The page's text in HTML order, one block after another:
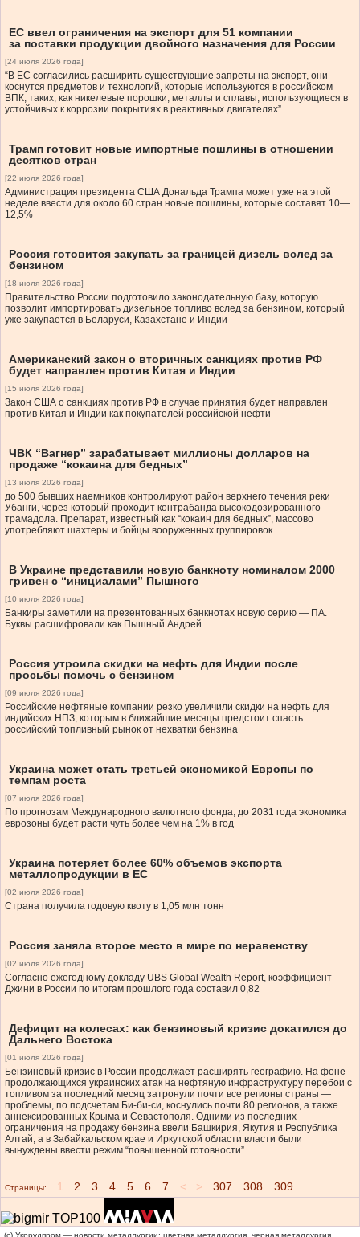
ЕС ввел ограничения на экспорт для 51 компании
за поставки продукции двойного назначения для России
[24 июля 2026 года]
“В ЕС согласились расширить существующие запреты на экспорт, они
коснутся предметов и технологий, которые используются в российском
ВПК, таких, как никелевые порошки, металлы и сплавы, использующиеся в
устойчивых к коррозии покрытиях в реактивных двигателях”
Трамп готовит новые импортные пошлины в отношении
десятков стран
[22 июля 2026 года]
Администрация президента США Дональда Трампа может уже на этой
неделе ввести для около 60 стран новые пошлины, которые составят 10—
12,5%
Россия готовится закупать за границей дизель вслед за
бензином
[18 июля 2026 года]
Правительство России подготовило законодательную базу, которую
позволит импортировать дизельное топливо вслед за бензином, который
уже закупается в Беларуси, Казахстане и Индии
Американский закон о вторичных санкциях против РФ
будет направлен против Китая и Индии
[15 июля 2026 года]
Закон США о санкциях против РФ в случае принятия будет направлен
против Китая и Индии как покупателей российской нефти
ЧВК “Вагнер” зарабатывает миллионы долларов на
продаже “кокаина для бедных”
[13 июля 2026 года]
до 500 бывших наемников контролируют район верхнего течения реки
Убанги, через который проходит контрабанда высокодозированного
трамадола. Препарат, известный как “кокаин для бедных”, массово
употребляют шахтеры и бойцы вооруженных группировок
В Украине представили новую банкноту номиналом 2000
гривен с “инициалами” Пышного
[10 июля 2026 года]
Банкиры заметили на презентованных банкнотах новую серию — ПА.
Буквы расшифровали как Пышный Андрей
Россия утроила скидки на нефть для Индии после
просьбы помочь с бензином
[09 июля 2026 года]
Российские нефтяные компании резко увеличили скидки на нефть для
индийских НПЗ, которым в ближайшие месяцы предстоит спасть
российский топливный рынок от нехватки бензина
Украина может стать третьей экономикой Европы по
темпам роста
[07 июля 2026 года]
По прогнозам Международного валютного фонда, до 2031 года экономика
еврозоны будет расти чуть более чем на 1% в год
Украина потеряет более 60% объемов экспорта
металлопродукции в ЕС
[02 июля 2026 года]
Страна получила годовую квоту в 1,05 млн тонн
Россия заняла второе место в мире по неравенству
[02 июля 2026 года]
Согласно ежегодному докладу UBS Global Wealth Report, коэффициент
Джини в России по итогам прошлого года составил 0,82
Дефицит на колесах: как бензиновый кризис докатился до
Дальнего Востока
[01 июля 2026 года]
Бензиновый кризис в России продолжает расширять географию. На фоне
продолжающихся украинских атак на нефтяную инфраструктуру перебои с
топливом за последний месяц затронули почти все регионы страны —
проблемы, по подсчетам Би-би-си, коснулись почти 80 регионов, а также
аннексированных Крыма и Севастополя. Одними из последних
ограничения на продажу бензина ввели Башкирия, Якутия и Республика
Алтай, а в Забайкальском крае и Иркутской области власти были
вынуждены ввести режим “повышенной готовности”.
Страницы: 1 2 3 4 5 6 7 <...> 307 308 309